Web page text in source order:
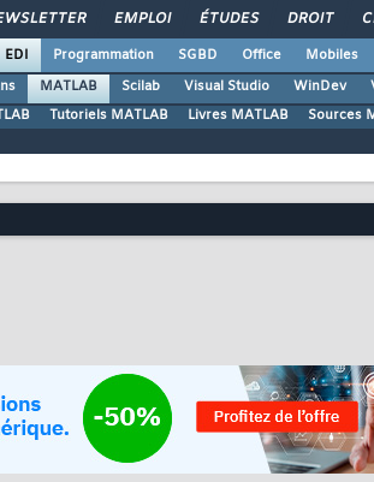
EMPLOI ÉTUDES DROIT
EDI Programmation SGBD Office Mobiles
MATLAB Scilab Visual Studio WinDev
Tutoriels MATLAB Livres MATLAB Sources